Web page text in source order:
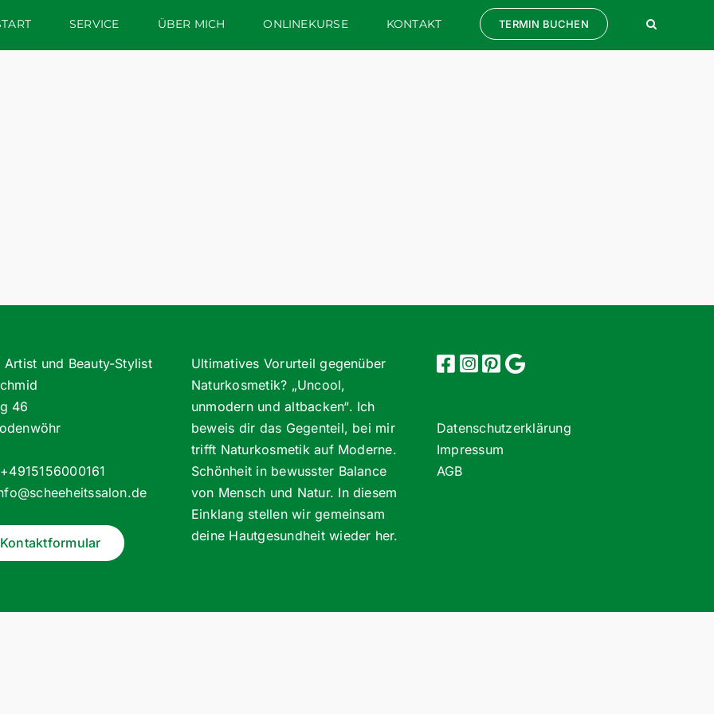
SERVICE ÜBER MICH ONLINEKURSE KONTAKT TERMIN BUCHEN
Artist und Beauty-Stylist
46
Ultimatives Vorurteil gegenüber
Naturkosmetik? „Uncool,
unmodern und altbacken“. Ich
beweis dir das Gegenteil, bei mir
trifft Naturkosmetik auf Moderne.
Schönheit in bewusster Balance
von Mensch und Natur. In diesem
Einklang stellen wir gemeinsam
deine Hautgesundheit wieder her.
Datenschutzerklärung
Impressum
AGB